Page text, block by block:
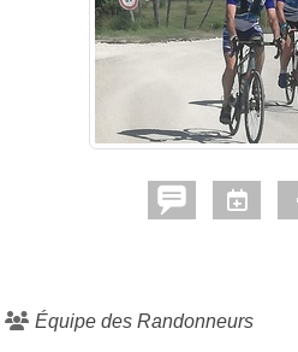
Équipe des Randonneurs